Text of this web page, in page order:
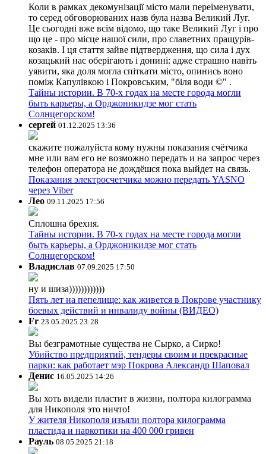
Коли в рамках декомунізації місто мали переіменувати,
то серед обговорюваних назв була назва Великий Луг.
Це сьогодні вже всім відомо, що таке Великий Луг і про
що це - про місце нашої сили, про славетних пращурів-
козаків. І ця стаття зайве підтвердження, що сила і дух
козацький нас оберігають і донині: адже страшно навіть
уявити, яка доля могла спіткати місто, опинись воно
поміж Капулівкою і Покровським, "біля води ©" .
Тайны истории. В 70-х годах на месте города могли
быть карьеры, а Орджоникидзе мог стать
Солнцегорском!
сергей 01.12.2025 13:36
скажите пожалуйста кому нужны показания счётчика
мне или вам его не возможно передать и на запрос через
телефон оператора не дождёшся пока выйдет на связь.
Показания электросчетчика можно передать YASNO
через Viber
Лео 09.11.2025 17:56
Сплошна брехня.
Тайны истории. В 70-х годах на месте города могли
быть карьеры, а Орджоникидзе мог стать
Солнцегорском!
Владислав 07.09.2025 17:50
ну и шиза))))))))))))
Пять лет на пепелище: как живется в Покрове участнику
боевых действий и инвалиду войны (ВИДЕО)
Fr 23.05.2025 23:28
Вы безграмотные существа не Сырко, а Сирко!
Убийство предприятий, тендеры своим и прекрасные
парки: как работает мэр Покрова Александр Шаповал
Денис 16.05.2025 14:26
Вы хоть видели пластит в жизни, полтора килограмма
для Никополя это ничто!
У жителя Никополя изъяли полтора килограмма
пластида и наркотики на 400 000 гривен
Рауль 08.05.2025 21:18